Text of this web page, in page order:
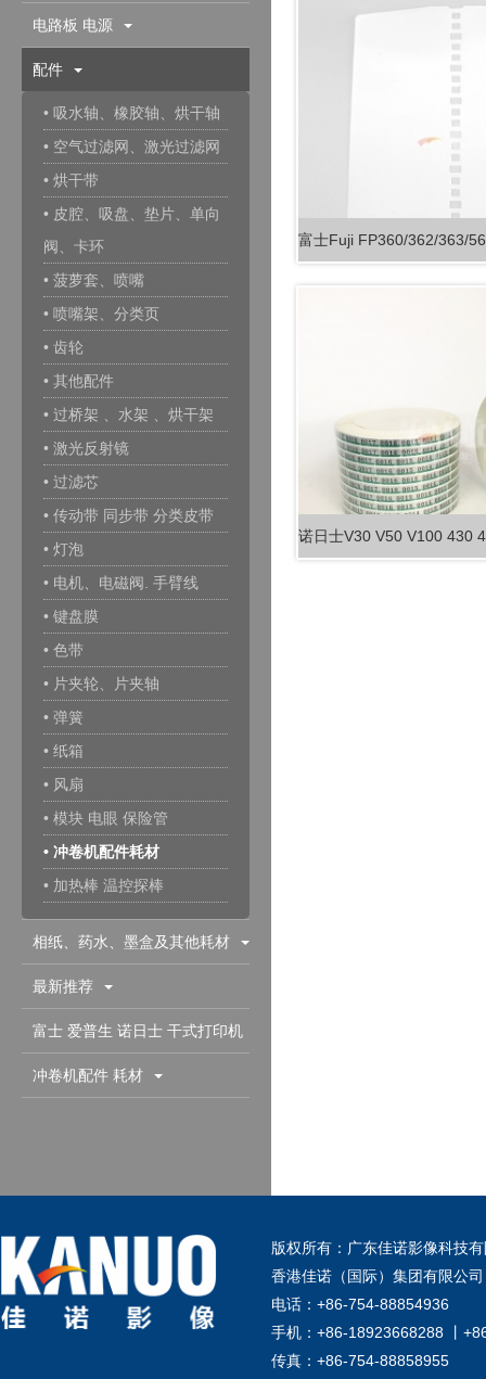
电路板 电源
配件
• 吸水轴、橡胶轴、烘干轴
• 空气过滤网、激光过滤网
• 烘干带
• 皮腔、吸盘、垫片、单向
阀、卡环
• 菠萝套、喷嘴
• 喷嘴架、分类页
• 齿轮
• 其他配件
• 过桥架 、水架 、烘干架
• 激光反射镜
• 过滤芯
• 传动带 同步带 分类皮带
• 灯泡
• 电机、电磁阀. 手臂线
• 键盘膜
• 色带
• 片夹轮、片夹轴
• 弹簧
• 纸箱
• 风扇
• 模块 电眼 保险管
• 冲卷机配件耗材
• 加热棒 温控探棒
相纸、药水、墨盒及其他耗材
最新推荐
富士 爱普生 诺日士 干式打印机
配件耗材
冲卷机配件 耗材
版权所有：广东佳诺影像科技
香港佳诺（国际）集团有限公
电话：+86-754-88854936
手机：+86-18923668288 丨
传真：+86-754-88858955